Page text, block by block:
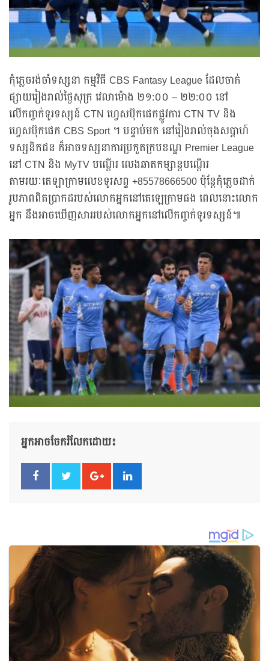
កុំភ្លេចរង់ចាំទស្សនា កម្មវិធី CBS Fantasy League ដែលចាក់
ផ្សាយរៀងរាល់ថ្ងៃសុក្រ វេលាម៉ោង ២១:០០ – ២២:០០ នៅ
លើកញ្ចក់ទូរទស្សន៍ CTN ហ្វេសប៊ុកផេកផ្លូវការ CTN TV និង
ហ្វេសប៊ុកផេក CBS Sport ។ បន្ទាប់មក នៅរៀងរាល់ចុងសប្ដាហ៍
ទស្សនិកជន ក៏អាចទស្សនាការប្រកួតក្របខណ្ឌ Premier League
នៅ CTN និង MyTV បណ្ដើរ លេងឆាតកម្សាន្តបណ្តើរ
តាមរយៈតេឡាក្រាមលេខទូរសព្ទ +85578666500 ប៉ុន្តែកុំភ្លេចដាក់
រូបភាពពិតប្រាកដរបស់លោកអ្នកនៅតេឡេក្រាមផង ពេលនោះលោក
អ្នក នឹងអាចឃើញសាររបស់លោកអ្នកនៅលើកញ្ចក់ទូរទស្សន៍៕
អ្នកអាចចែករំលែកដោយ៖